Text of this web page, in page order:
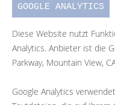
GOOGLE ANALYTICS
Diese Website nutzt
Analytics. Anbieter ist die
Parkway, Mountain View,
Google Analytics